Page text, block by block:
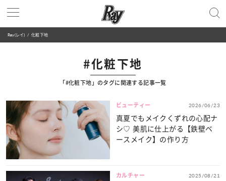
Ray(レイ) 化粧下地
#化粧下地
「#化粧下地」のタグに関連する記事一覧
ビューティー 2026/06/23
真夏でもメイクくずれの心配ナ
シ♡ 美肌に仕上がる【鉄壁ベ
ースメイク】の作り方
カルチャー 2025/08/21